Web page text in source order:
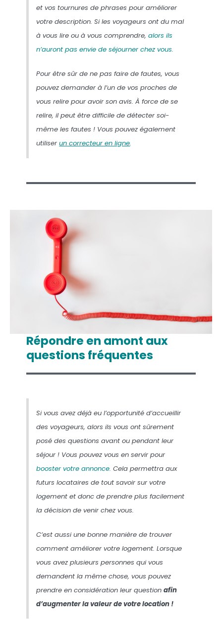
et vos tournures de phrases pour améliorer
votre description. Si les voyageurs ont du mal
à vous lire ou à vous comprendre,alors ils
n’auront pas envie de séjourner chez vous.
Pour être sûr de ne pas faire de fautes, vous
pouvez demander à l’un de vos proches de
vous relire pour avoir son avis. À force de se
relire, il peut être difficile de détecter soi-
même les fautes ! Vous pouvez également
utiliserun correcteur en ligne.
Répondre en amont aux
questions fréquentes
Si vous avez déjà eu l’opportunité d’accueillir
des voyageurs, alors ils vous ont sûrement
posé des questions avant ou pendant leur
séjour ! Vous pouvez vous en servir pour
booster votre annonce. Cela permettra aux
futurs locataires de tout savoir sur votre
logement et donc de prendre plus facilement
la décision de venir chez vous.
C’est aussi une bonne manière de trouver
comment améliorer votre logement. Lorsque
vous avez plusieurs personnes qui vous
demandent la même chose, vous pouvez
prendre en considération leur questionafin
d’augmenter la valeur de votre location !